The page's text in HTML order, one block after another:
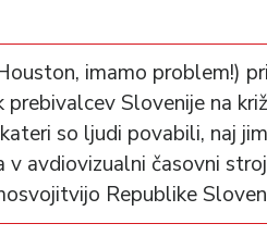
imamo problem!)
Slovenije na
so ljudi povabili, naj
avdiovizualni časovni
Republike